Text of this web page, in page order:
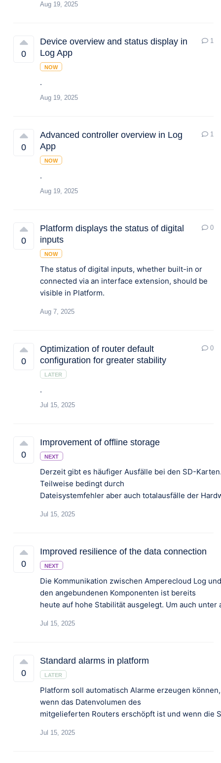
Aug 19, 2025
0
Device overview and status display in
Log App
1
NOW
.
Aug 19, 2025
0
Advanced controller overview in Log
App
1
NOW
.
Aug 19, 2025
0
Platform displays the status of digital
inputs
0
NOW
The status of digital inputs, whether built-in or
connected via an interface extension, should be
visible in Platform.
Aug 7, 2025
0
Optimization of router default
configuration for greater stability
0
LATER
.
Jul 15, 2025
0
Improvement of offline storage
NEXT
Derzeit gibt es häufiger Ausfälle bei den SD-
Teilweise bedingt durch
Jul 15, 2025
0
Improved resilience of the data connection
NEXT
Die Kommunikation zwischen Amperecloud Log und
den angebundenen Komponenten ist bereits
Jul 15, 2025
0
Standard alarms in platform
LATER
Platform soll automatisch Alarme erzeugen können,
wenn das Datenvolumen des
Jul 15, 2025